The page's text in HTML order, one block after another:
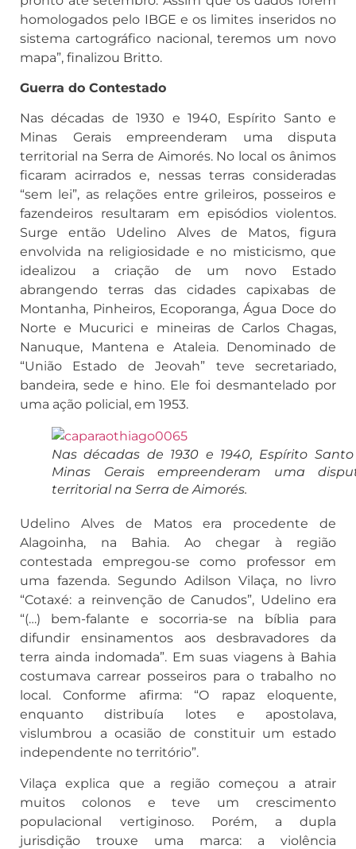
homologados pelo IBGE e os limites inseridos no
sistema cartográfico nacional, teremos um novo
mapa”, finalizou Britto.
Guerra do Contestado
Nas décadas de 1930 e 1940, Espírito Santo e
Minas Gerais empreenderam uma disputa
territorial na Serra de Aimorés. No local os ânimos
ficaram acirrados e, nessas terras consideradas
“sem lei”, as relações entre grileiros, posseiros e
fazendeiros resultaram em episódios violentos.
Surge então Udelino Alves de Matos, figura
envolvida na religiosidade e no misticismo, que
idealizou a criação de um novo Estado
abrangendo terras das cidades capixabas de
Montanha, Pinheiros, Ecoporanga, Água Doce do
Norte e Mucurici e mineiras de Carlos Chagas,
Nanuque, Mantena e Ataleia. Denominado de
“União Estado de Jeovah” teve secretariado,
bandeira, sede e hino. Ele foi desmantelado por
uma ação policial, em 1953.
Nas décadas de 1930 e 1940, Espírito
Minas Gerais empreenderam uma
territorial na Serra de Aimorés.
Udelino Alves de Matos era procedente de
Alagoinha, na Bahia. Ao chegar à região
contestada empregou-se como professor em
uma fazenda. Segundo Adilson Vilaça, no livro
“Cotaxé: a reinvenção de Canudos”, Udelino era
“(…) bem-falante e socorria-se na bíblia para
difundir ensinamentos aos desbravadores da
terra ainda indomada”. Em suas viagens à Bahia
costumava carrear posseiros para o trabalho no
local. Conforme afirma: “O rapaz eloquente,
enquanto distribuía lotes e apostolava,
vislumbrou a ocasião de constituir um estado
independente no território”.
Vilaça explica que a região começou a atrair
muitos colonos e teve um crescimento
populacional vertiginoso. Porém, a dupla
jurisdição trouxe uma marca: a violência